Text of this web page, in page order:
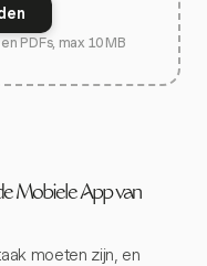
PDFs, max 10 MB
Mobiele App van
moeten zijn, en